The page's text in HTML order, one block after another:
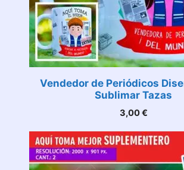
Vendedor de Periódicos
Sublimar Tazas
3,00€